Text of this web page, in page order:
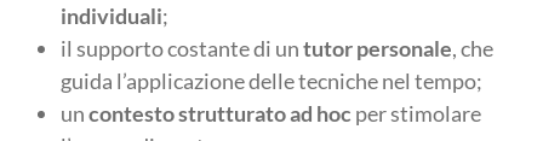
individuali;
il supporto costante di untutor personale, che
guida l’applicazione delle tecniche nel tempo;
uncontesto strutturato ad hoc per stimolare